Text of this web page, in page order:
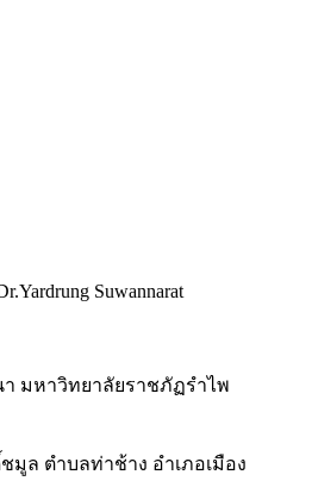
Suwannarat
มหาวิทยาลัยราชภัฏรำไพ
มูล ตำบลท่าช้าง อำเภอเมือง